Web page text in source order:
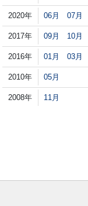
2020年 06月 07月
2017年 09月 10月
2016年 01月 03月
2010年 05月
2008年 11月